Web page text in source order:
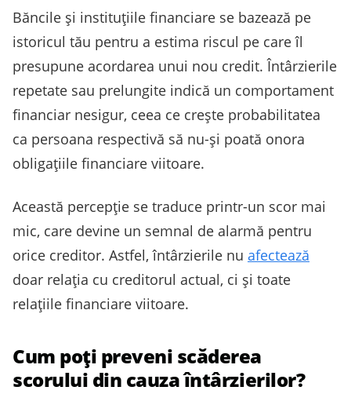
Băncile și instituțiile financiare se bazează pe
istoricul tău pentru a estima riscul pe care îl
presupune acordarea unui nou credit. Întârzierile
repetate sau prelungite indică un comportament
financiar nesigur, ceea ce crește probabilitatea
ca persoana respectivă să nu-și poată onora
obligațiile financiare viitoare.
Această percepție se traduce printr-un scor mai
mic, care devine un semnal de alarmă pentru
orice creditor. Astfel, întârzierile nu afectează
doar relația cu creditorul actual, ci și toate
relațiile financiare viitoare.
Cum poți preveni scăderea
scorului din cauza întârzierilor?